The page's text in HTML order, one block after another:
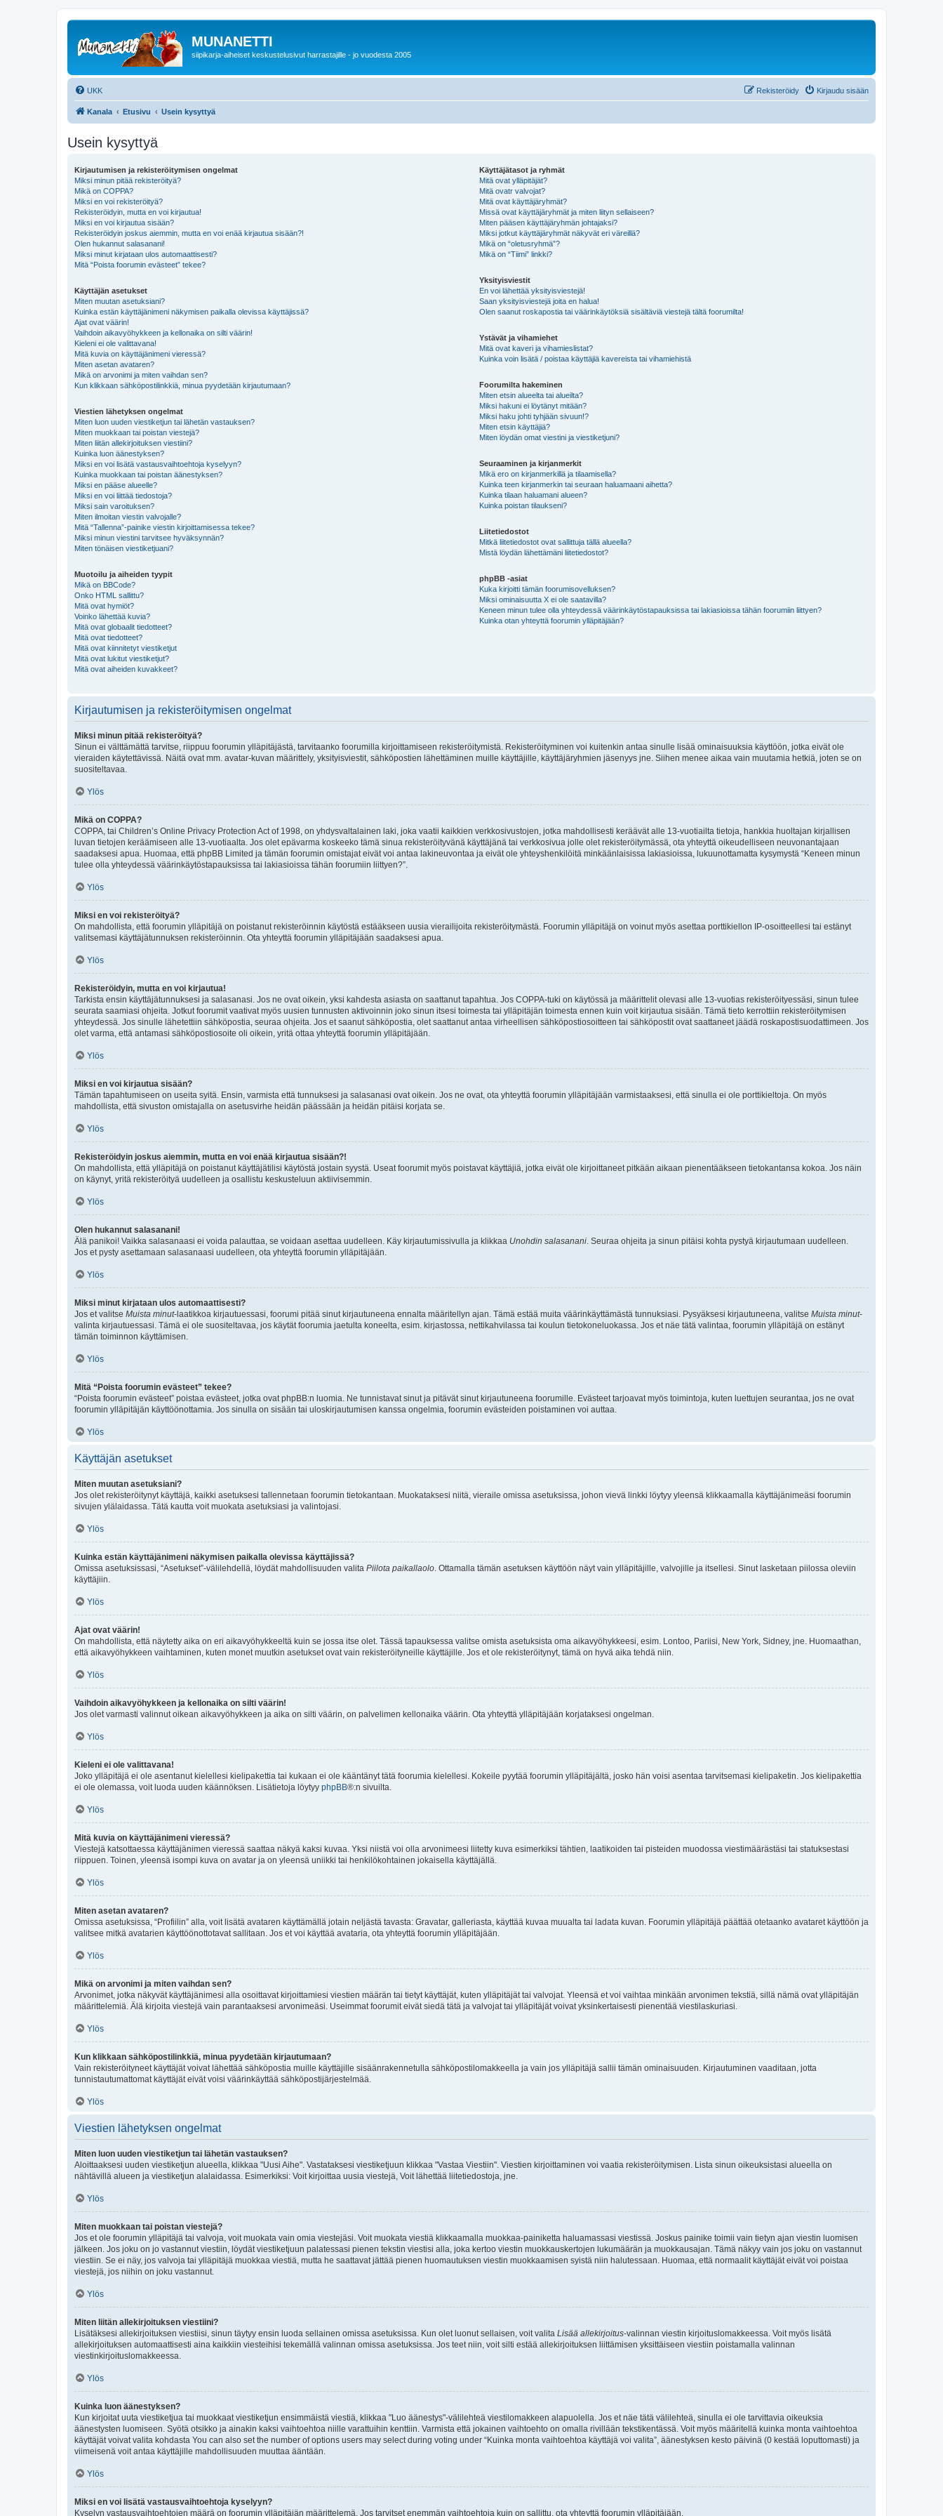
MUNANETTI
siipikarja-aiheiset keskustelusivut harrastajille - jo vuodesta 2005
UKK Kirjaudu sisään
Rekisteröidy
Kanala Etusivu Usein kysyttyä
Usein kysyttyä
Kirjautumisen ja rekisteröitymisen ongelmat
Miksi minun pitää rekisteröityä?
Mikä on COPPA?
Miksi en voi rekisteröityä?
Rekisteröidyin, mutta en voi kirjautua!
Miksi en voi kirjautua sisään?
Rekisteröidyin joskus aiemmin, mutta en voi enää kirjautua sisään?!
Olen hukannut salasanani!
Miksi minut kirjataan ulos automaattisesti?
Mitä “Poista foorumin evästeet” tekee?
Käyttäjän asetukset
Miten muutan asetuksiani?
Kuinka estän käyttäjänimeni näkymisen paikalla olevissa käyttäjissä?
Ajat ovat väärin!
Vaihdoin aikavyöhykkeen ja kellonaika on silti väärin!
Kieleni ei ole valittavana!
Mitä kuvia on käyttäjänimeni vieressä?
Miten asetan avataren?
Mikä on arvonimi ja miten vaihdan sen?
Kun klikkaan sähköpostilinkkiä, minua pyydetään kirjautumaan?
Viestien lähetyksen ongelmat
Miten luon uuden viestiketjun tai lähetän vastauksen?
Miten muokkaan tai poistan viestejä?
Miten liitän allekirjoituksen viestiini?
Kuinka luon äänestyksen?
Miksi en voi lisätä vastausvaihtoehtoja kyselyyn?
Kuinka muokkaan tai poistan äänestyksen?
Miksi en pääse alueelle?
Miksi en voi liittää tiedostoja?
Miksi sain varoituksen?
Miten ilmoitan viestin valvojalle?
Mitä “Tallenna”-painike viestin kirjoittamisessa tekee?
Miksi minun viestini tarvitsee hyväksynnän?
Miten tönäisen viestiketjuani?
Muotoilu ja aiheiden tyypit
Mikä on BBCode?
Onko HTML sallittu?
Mitä ovat hymiöt?
Voinko lähettää kuvia?
Mitä ovat globaalit tiedotteet?
Mitä ovat tiedotteet?
Mitä ovat kiinnitetyt viestiketjut
Mitä ovat lukitut viestiketjut?
Mitä ovat aiheiden kuvakkeet?
Käyttäjätasot ja ryhmät
Mitä ovat ylläpitäjät?
Mitä ovatr valvojat?
Mitä ovat käyttäjäryhmät?
Missä ovat käyttäjäryhmät ja miten liityn sellaiseen?
Miten pääsen käyttäjäryhmän johtajaksi?
Miksi jotkut käyttäjäryhmät näkyvät eri väreillä?
Mikä on “oletusryhmä”?
Mikä on “Tiimi” linkki?
Yksityisviestit
En voi lähettää yksityisviestejä!
Saan yksityisviestejä joita en halua!
Olen saanut roskapostia tai väärinkäytöksiä sisältäviä viestejä tältä foorumilta!
Ystävät ja vihamiehet
Mitä ovat kaveri ja vihamieslistat?
Kuinka voin lisätä / poistaa käyttäjiä kavereista tai vihamiehistä
Foorumilta hakeminen
Miten etsin alueelta tai alueilta?
Miksi hakuni ei löytänyt mitään?
Miksi haku johti tyhjään sivuun!?
Miten etsin käyttäjiä?
Miten löydän omat viestini ja viestiketjuni?
Seuraaminen ja kirjanmerkit
Mikä ero on kirjanmerkillä ja tilaamisella?
Kuinka teen kirjanmerkin tai seuraan haluamaani aihetta?
Kuinka tilaan haluamani alueen?
Kuinka poistan tilaukseni?
Liitetiedostot
Mitkä liitetiedostot ovat sallittuja tällä alueella?
Mistä löydän lähettämäni liitetiedostot?
phpBB -asiat
Kuka kirjoitti tämän foorumisovelluksen?
Miksi ominaisuutta X ei ole saatavilla?
Keneen minun tulee olla yhteydessä väärinkäytöstapauksissa tai lakiasioissa tähän foorumiin liittyen?
Kuinka otan yhteyttä foorumin ylläpitäjään?
Kirjautumisen ja rekisteröitymisen ongelmat
Miksi minun pitää rekisteröityä?
Sinun ei välttämättä tarvitse, riippuu foorumin ylläpitäjästä, tarvitaanko foorumilla kirjoittamiseen rekisteröitymistä. Rekisteröityminen voi kuitenkin antaa sinulle lisää ominaisuuksia käyttöön, jotka eivät ole
vieraiden käytettävissä. Näitä ovat mm. avatar-kuvan määrittely, yksityisviestit, sähköpostien lähettäminen muille käyttäjille, käyttäjäryhmien jäsenyys jne. Siihen menee aikaa vain muutamia hetkiä, joten se on
suositeltavaa.
Ylös
Mikä on COPPA?
COPPA, tai Children’s Online Privacy Protection Act of 1998, on yhdysvaltalainen laki, joka vaatii kaikkien verkkosivustojen, jotka mahdollisesti keräävät alle 13-vuotiailta tietoja, hankkia huoltajan kirjallisen
luvan tietojen keräämiseen alle 13-vuotiaalta. Jos olet epävarma koskeeko tämä sinua rekisteröityvänä käyttäjänä tai verkkosivua jolle olet rekisteröitymässä, ota yhteyttä oikeudelliseen neuvonantajaan
saadaksesi apua. Huomaa, että phpBB Limited ja tämän foorumin omistajat eivät voi antaa lakineuvontaa ja eivät ole yhteyshenkilöitä minkäänlaisissa lakiasioissa, lukuunottamatta kysymystä “Keneen minun
tulee olla yhteydessä väärinkäytöstapauksissa tai lakiasioissa tähän foorumiin liittyen?”.
Ylös
Miksi en voi rekisteröityä?
On mahdollista, että foorumin ylläpitäjä on poistanut rekisteröinnin käytöstä estääkseen uusia vierailijoita rekisteröitymästä. Foorumin ylläpitäjä on voinut myös asettaa porttikiellon IP-osoitteellesi tai estänyt
valitsemasi käyttäjätunnuksen rekisteröinnin. Ota yhteyttä foorumin ylläpitäjään saadaksesi apua.
Ylös
Rekisteröidyin, mutta en voi kirjautua!
Tarkista ensin käyttäjätunnuksesi ja salasanasi. Jos ne ovat oikein, yksi kahdesta asiasta on saattanut tapahtua. Jos COPPA-tuki on käytössä ja määrittelit olevasi alle 13-vuotias rekisteröityessäsi, sinun tulee
seurata saamiasi ohjeita. Jotkut foorumit vaativat myös uusien tunnusten aktivoinnin joko sinun itsesi toimesta tai ylläpitäjän toimesta ennen kuin voit kirjautua sisään. Tämä tieto kerrottiin rekisteröitymisen
yhteydessä. Jos sinulle lähetettiin sähköpostia, seuraa ohjeita. Jos et saanut sähköpostia, olet saattanut antaa virheellisen sähköpostiosoitteen tai sähköpostit ovat saattaneet jäädä roskapostisuodattimeen. Jos
olet varma, että antamasi sähköpostiosoite oli oikein, yritä ottaa yhteyttä foorumin ylläpitäjään.
Ylös
Miksi en voi kirjautua sisään?
Tämän tapahtumiseen on useita syitä. Ensin, varmista että tunnuksesi ja salasanasi ovat oikein. Jos ne ovat, ota yhteyttä foorumin ylläpitäjään varmistaaksesi, että sinulla ei ole porttikieltoja. On myös
mahdollista, että sivuston omistajalla on asetusvirhe heidän päässään ja heidän pitäisi korjata se.
Ylös
Rekisteröidyin joskus aiemmin, mutta en voi enää kirjautua sisään?!
On mahdollista, että ylläpitäjä on poistanut käyttäjätilisi käytöstä jostain syystä. Useat foorumit myös poistavat käyttäjiä, jotka eivät ole kirjoittaneet pitkään aikaan pienentääkseen tietokantansa kokoa. Jos näin
on käynyt, yritä rekisteröityä uudelleen ja osallistu keskusteluun aktiivisemmin.
Ylös
Olen hukannut salasanani!
Älä panikoi! Vaikka salasanaasi ei voida palauttaa, se voidaan asettaa uudelleen. Käy kirjautumissivulla ja klikkaa Unohdin salasanani . Seuraa ohjeita ja sinun pitäisi kohta pystyä kirjautumaan uudelleen.
Jos et pysty asettamaan salasanaasi uudelleen, ota yhteyttä foorumin ylläpitäjään.
Ylös
Miksi minut kirjataan ulos automaattisesti?
Jos et valitse Muista minut-laatikkoa kirjautuessasi, foorumi pitää sinut kirjautuneena ennalta määritellyn ajan. Tämä estää muita väärinkäyttämästä tunnuksiasi. Pysyäksesi kirjautuneena, valitse Muista minut-
valinta kirjautuessasi. Tämä ei ole suositeltavaa, jos käytät foorumia jaetulta koneelta, esim. kirjastossa, nettikahvilassa tai koulun tietokoneluokassa. Jos et näe tätä valintaa, foorumin ylläpitäjä on estänyt
tämän toiminnon käyttämisen.
Ylös
Mitä “Poista foorumin evästeet” tekee?
“Poista foorumin evästeet” poistaa evästeet, jotka ovat phpBB:n luomia. Ne tunnistavat sinut ja pitävät sinut kirjautuneena foorumille. Evästeet tarjoavat myös toimintoja, kuten luettujen seurantaa, jos ne ovat
foorumin ylläpitäjän käyttöönottamia. Jos sinulla on sisään tai uloskirjautumisen kanssa ongelmia, foorumin evästeiden poistaminen voi auttaa.
Ylös
Käyttäjän asetukset
Miten muutan asetuksiani?
Jos olet rekisteröitynyt käyttäjä, kaikki asetuksesi tallennetaan foorumin tietokantaan. Muokataksesi niitä, vieraile omissa asetuksissa, johon vievä linkki löytyy yleensä klikkaamalla käyttäjänimeäsi foorumin
sivujen ylälaidassa. Tätä kautta voit muokata asetuksiasi ja valintojasi.
Ylös
Kuinka estän käyttäjänimeni näkymisen paikalla olevissa käyttäjissä?
Omissa asetuksissasi, “Asetukset”-välilehdellä, löydät mahdollisuuden valita Piilota paikallaolo . Ottamalla tämän asetuksen käyttöön näyt vain ylläpitäjille, valvojille ja itsellesi. Sinut lasketaan piilossa oleviin
käyttäjiin.
Ylös
Ajat ovat väärin!
On mahdollista, että näytetty aika on eri aikavyöhykkeeltä kuin se jossa itse olet. Tässä tapauksessa valitse omista asetuksista oma aikavyöhykkeesi, esim. Lontoo, Pariisi, New York, Sidney, jne. Huomaathan,
että aikavyöhykkeen vaihtaminen, kuten monet muutkin asetukset ovat vain rekisteröityneille käyttäjille. Jos et ole rekisteröitynyt, tämä on hyvä aika tehdä niin.
Ylös
Vaihdoin aikavyöhykkeen ja kellonaika on silti väärin!
Jos olet varmasti valinnut oikean aikavyöhykkeen ja aika on silti väärin, on palvelimen kellonaika väärin. Ota yhteyttä ylläpitäjään korjataksesi ongelman.
Ylös
Kieleni ei ole valittavana!
Joko ylläpitäjä ei ole asentanut kielellesi kielipakettia tai kukaan ei ole kääntänyt tätä foorumia kielellesi. Kokeile pyytää foorumin ylläpitäjältä, josko hän voisi asentaa tarvitsemasi kielipaketin. Jos kielipakettia
ei ole olemassa, voit luoda uuden käännöksen. Lisätietoja löytyy phpBB®:n sivuilta.
Ylös
Mitä kuvia on käyttäjänimeni vieressä?
Viestejä katsottaessa käyttäjänimen vieressä saattaa näkyä kaksi kuvaa. Yksi niistä voi olla arvonimeesi liitetty kuva esimerkiksi tähtien, laatikoiden tai pisteiden muodossa viestimäärästäsi tai statuksestasi
riippuen. Toinen, yleensä isompi kuva on avatar ja on yleensä uniikki tai henkilökohtainen jokaisella käyttäjällä.
Ylös
Miten asetan avataren?
Omissa asetuksissa, “Profiilin” alla, voit lisätä avataren käyttämällä jotain neljästä tavasta: Gravatar, galleriasta, käyttää kuvaa muualta tai ladata kuvan. Foorumin ylläpitäjä päättää otetaanko avataret käyttöön ja
valitsee mitkä avatarien käyttöönottotavat sallitaan. Jos et voi käyttää avataria, ota yhteyttä foorumin ylläpitäjään.
Ylös
Mikä on arvonimi ja miten vaihdan sen?
Arvonimet, jotka näkyvät käyttäjänimesi alla osoittavat kirjoittamiesi viestien määrän tai tietyt käyttäjät, kuten ylläpitäjät tai valvojat. Yleensä et voi vaihtaa minkään arvonimen tekstiä, sillä nämä ovat ylläpitäjän
määrittelemiä. Älä kirjoita viestejä vain parantaaksesi arvonimeäsi. Useimmat foorumit eivät siedä tätä ja valvojat tai ylläpitäjät voivat yksinkertaisesti pienentää viestilaskuriasi.
Ylös
Kun klikkaan sähköpostilinkkiä, minua pyydetään kirjautumaan?
Vain rekisteröityneet käyttäjät voivat lähettää sähköpostia muille käyttäjille sisäänrakennetulla sähköpostilomakkeella ja vain jos ylläpitäjä sallii tämän ominaisuuden. Kirjautuminen vaaditaan, jotta
tunnistautumattomat käyttäjät eivät voisi väärinkäyttää sähköpostijärjestelmää.
Ylös
Viestien lähetyksen ongelmat
Miten luon uuden viestiketjun tai lähetän vastauksen?
Aloittaaksesi uuden viestiketjun alueella, klikkaa "Uusi Aihe". Vastataksesi viestiketjuun klikkaa "Vastaa Viestiin". Viestien kirjoittaminen voi vaatia rekisteröitymisen. Lista sinun oikeuksistasi alueella on
nähtävillä alueen ja viestiketjun alalaidassa. Esimerkiksi: Voit kirjoittaa uusia viestejä, Voit lähettää liitetiedostoja, jne.
Ylös
Miten muokkaan tai poistan viestejä?
Jos et ole foorumin ylläpitäjä tai valvoja, voit muokata vain omia viestejäsi. Voit muokata viestiä klikkaamalla muokkaa-painiketta haluamassasi viestissä. Joskus painike toimii vain tietyn ajan viestin luomisen
jälkeen. Jos joku on jo vastannut viestiin, löydät viestiketjuun palatessasi pienen tekstin viestisi alla, joka kertoo viestin muokkauskertojen lukumäärän ja muokkausajan. Tämä näkyy vain jos joku on vastannut
viestiin. Se ei näy, jos valvoja tai ylläpitäjä muokkaa viestiä, mutta he saattavat jättää pienen huomautuksen viestin muokkaamisen syistä niin halutessaan. Huomaa, että normaalit käyttäjät eivät voi poistaa
viestejä, jos niihin on joku vastannut.
Ylös
Miten liitän allekirjoituksen viestiini?
Lisätäksesi allekirjoituksen viestiisi, sinun täytyy ensin luoda sellainen omissa asetuksissa. Kun olet luonut sellaisen, voit valita Lisää allekirjoitus-valinnan viestin kirjoituslomakkeessa. Voit myös lisätä
allekirjoituksen automaattisesti aina kaikkiin viesteihisi tekemällä valinnan omissa asetuksissa. Jos teet niin, voit silti estää allekirjoituksen liittämisen yksittäiseen viestiin poistamalla valinnan
viestinkirjoituslomakkeessa.
Ylös
Kuinka luon äänestyksen?
Kun kirjoitat uuta viestiketjua tai muokkaat viestiketjun ensimmäistä viestiä, klikkaa "Luo äänestys"-välilehteä viestilomakkeen alapuolella. Jos et näe tätä välilehteä, sinulla ei ole tarvittavia oikeuksia
äänestysten luomiseen. Syötä otsikko ja ainakin kaksi vaihtoehtoa niille varattuihin kenttiin. Varmista että jokainen vaihtoehto on omalla rivillään tekstikentässä. Voit myös määritellä kuinka monta vaihtoehtoa
käyttäjät voivat valita kohdasta You can also set the number of options users may select during voting under “Kuinka monta vaihtoehtoa käyttäjä voi valita”, äänestyksen kesto päivinä (0 kestää loputtomasti) ja
viimeisenä voit antaa käyttäjille mahdollisuuden muuttaa ääntään.
Ylös
Miksi en voi lisätä vastausvaihtoehtoja kyselyyn?
Kyselyn vastausvaihtoehtojen määrä on foorumin ylläpitäjän määrittelemä. Jos tarvitset enemmän vaihtoehtoja kuin on sallittu, ota yhteyttä foorumin ylläpitäjään.